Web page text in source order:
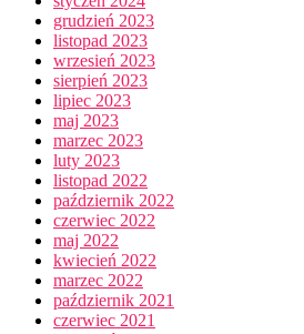
grudzień 2023
listopad 2023
wrzesień 2023
sierpień 2023
lipiec 2023
maj 2023
marzec 2023
luty 2023
listopad 2022
październik 2022
czerwiec 2022
maj 2022
kwiecień 2022
marzec 2022
październik 2021
czerwiec 2021